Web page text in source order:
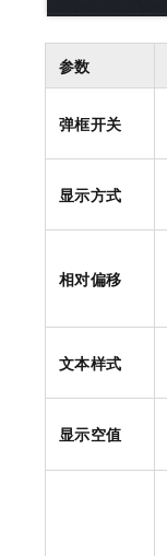
参数
弹框开关
显示方式
相对偏移
文本样式
显示空值